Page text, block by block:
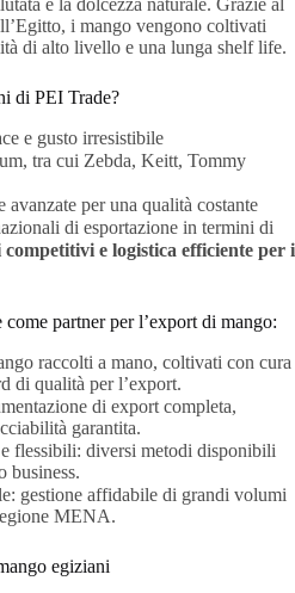
e la dolcezza naturale. Grazie al
i mango vengono coltivati
di alto livello e una lunga shelf life.
di PEI Trade?
e gusto irresistibile
tra cui Zebda, Keitt, Tommy
per una qualità costante
di esportazione in termini di
e logistica efficiente per i
partner per l’export di mango:
raccolti a mano, coltivati con cura
di qualità per l’export.
di export completa,
garantita.
flessibili: diversi metodi disponibili
business.
gestione affidabile di grandi volumi
MENA.
egiziani